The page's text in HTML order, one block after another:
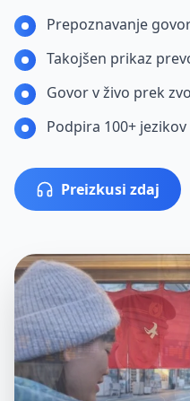
Prepoznavanje
Takojšen prikaz
Govor v živo prek
Podpira 100+ jezikov
Preizkusi zdaj